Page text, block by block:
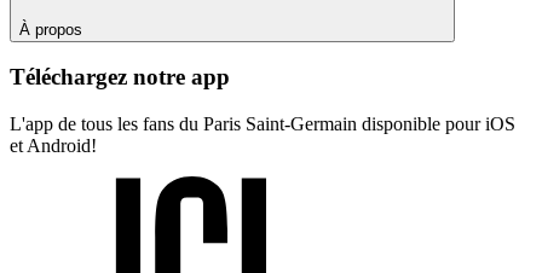
À propos
Téléchargez notre app
L'app de tous les fans du Paris Saint-Germain disponible pour iOS
et Android!